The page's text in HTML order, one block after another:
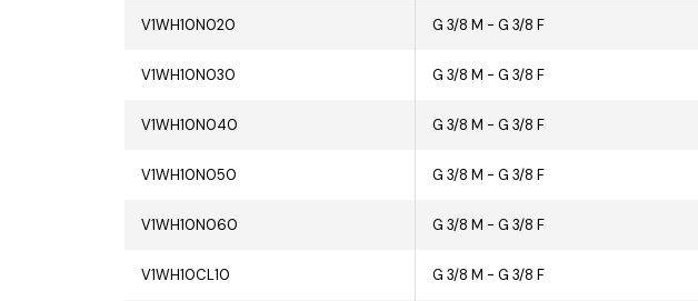
V1WH10N020 G 3/8 M - G 3/8 F
V1WH10N030 G 3/8 M - G 3/8 F
V1WH10N040 G 3/8 M - G 3/8 F
V1WH10N050 G 3/8 M - G 3/8 F
V1WH10N060 G 3/8 M - G 3/8 F
V1WH10CL10 G 3/8 M - G 3/8 F